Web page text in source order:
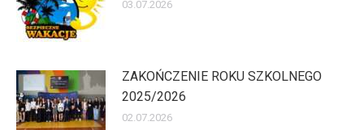
03.07.2026
ZAKOŃCZENIE ROKU SZKOLNEGO
2025/2026
02.07.2026